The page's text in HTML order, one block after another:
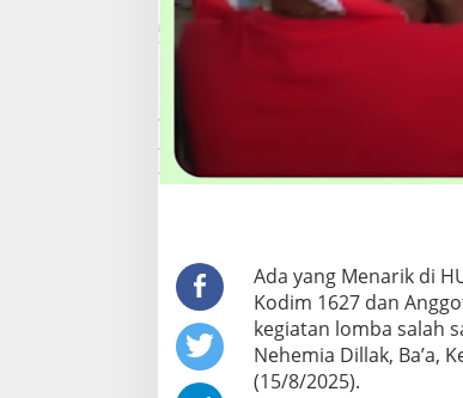
Ada yang Menarik di
Kodim 1627 dan
kegiatan lomba salah
Nehemia Dillak, Ba’a,
(15/8/2025).